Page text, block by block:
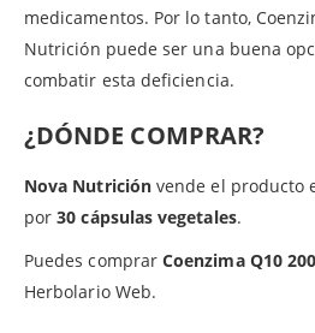
medicamentos. Por lo tanto,
Nutrición puede ser una buena
combatir esta deficiencia.
¿DÓNDE COMPRAR?
Nova Nutriciónvende el producto
por30 cápsulas vegetales.
Puedes comprarCoenzima Q10
Herbolario Web.